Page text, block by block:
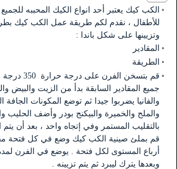
الكب كيك يعتبر أحد انواع الكيك المحببه
للأطفال ، نقدم لكم طريقة عمل الكب كيك
وتزيينها على شكل باندا :
المقادير
الطريقة
قم بتسخن الفرن
جميع المقادير السابقة بدأ من الزيت والبيض
والفانيا يضربوا جيدا ثم توضع المكونات الجافة
والملح والخميرة والبيكنج بودر وأضف الحليب
بالتقليب المستمر وفي إتجاه واحد ، بعد أن يتم
قم بملئ صينية الكب كيك وضع في كل فتحة
وبعدها يترك ليبرد ثم يتم تزيينه .